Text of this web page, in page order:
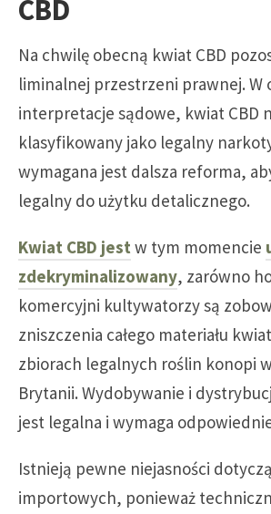
CBD
Na chwilę obecną kwiat CBD
liminalnej przestrzeni prawnej. W
interpretacje sądowe, kwiat CBD
klasyfikowany jako legalny
wymagana jest dalsza reforma,
legalny do użytku detalicznego.
Kwiat CBD jest w tym momencie
zdekryminalizowany, zarówno
komercyjni kultywatorzy są
zniszczenia całego materiału
zbiorach legalnych roślin konopi
Brytanii. Wydobywanie i
jest legalna i wymaga
Istnieją pewne niejasności
importowych, ponieważ